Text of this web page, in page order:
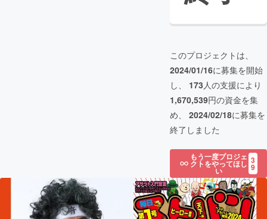
このプロジェクトは、
2024/01/16に募集を開始
し、 173人の支援により
1,670,539円の資金を集
め、 2024/02/18に募集を
終了しました
もう一度プロジェ
クトをやってほし
い
3
9